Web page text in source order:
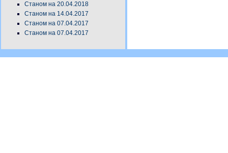
Станом на 20.04.2018
Станом на 14.04.2017
Станом на 07.04.2017
Станом на 07.04.2017